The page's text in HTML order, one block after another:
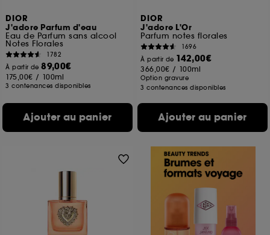
DIOR
J'adore Parfum d'eau
Eau de Parfum sans alcool
Notes Florales
1782
À partir de89,00€
175,00€ / 100ml
3 contenances disponibles
Ajouter au panier
DIOR
J'adore L'Or
Parfum notes florales
1696
À partir de 142,00€
366,00€ / 100ml
Option gravure
3 contenances disponibles
Ajouter au panier